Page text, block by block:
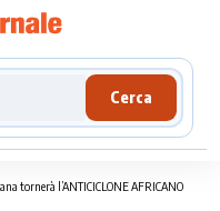
Cerca
tornerà l’ANTICICLONE AFRICANO